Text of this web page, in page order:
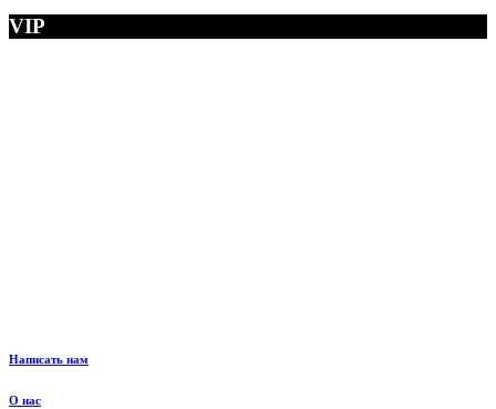
VIP
Написать нам
О нас